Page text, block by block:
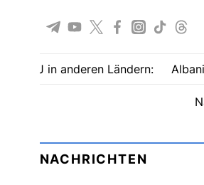
UOJ in anderen Ländern:
NACHRICHTEN